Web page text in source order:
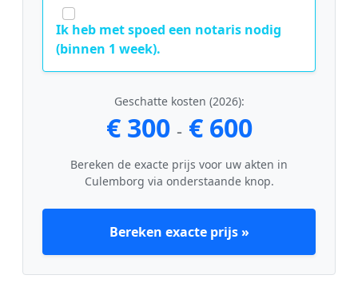
Ik heb met spoed een notaris nodig
(binnen 1 week).
Geschatte kosten (2026):
€ 300 - € 600
Bereken de exacte prijs voor uw akten in
Culemborg via onderstaande knop.
Bereken exacte prijs »